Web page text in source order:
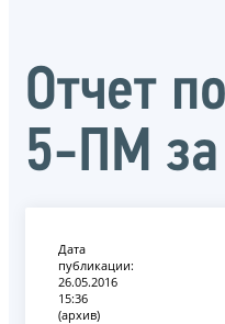
Отчет
5-ПМ за
Дата
публикации:
26.05.2016
15:36
(архив)